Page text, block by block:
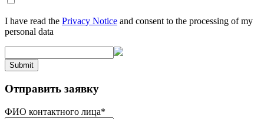
I have read the Privacy Notice and consent to the processing of my
personal data
Submit
Отправить заявку
ФИО контактного лица*